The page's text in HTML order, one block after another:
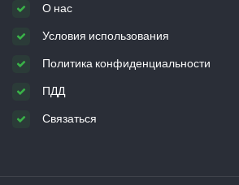
О нас
Условия использования
Политика конфиденциальности
ПДД
Связаться